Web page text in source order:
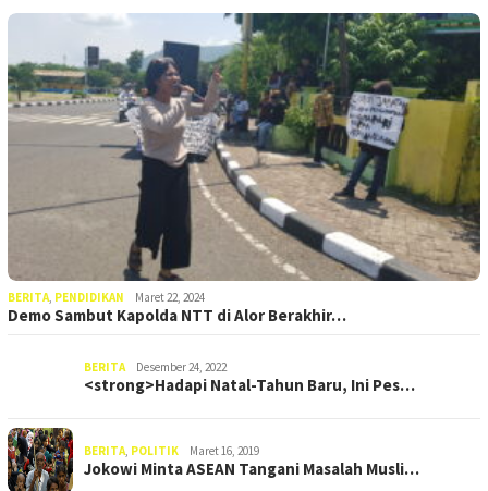
BERITA PENDIDIKAN Maret 22, 2024
Demo Sambut Kapolda NTT di Alor Berakhir…
BERITA Desember 24, 2022
<strong>Hadapi Natal-Tahun Baru, Ini Pes…
BERITA POLITIK Maret 16, 2019
Jokowi Minta ASEAN Tangani Masalah Musli…